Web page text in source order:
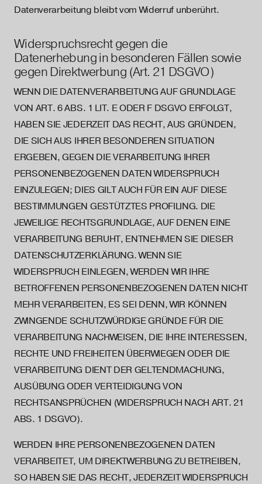
Datenverarbeitung bleibt vom Widerruf unberührt.
Widerspruchsrecht gegen die
Datenerhebung in besonderen Fällen sowie
gegen Direktwerbung (Art. 21 DSGVO)
WENN DIE DATENVERARBEITUNG AUF GRUNDLAGE
VON ART. 6 ABS. 1 LIT. E ODER F DSGVO ERFOLGT,
HABEN SIE JEDERZEIT DAS RECHT, AUS GRÜNDEN,
DIE SICH AUS IHRER BESONDEREN SITUATION
ERGEBEN, GEGEN DIE VERARBEITUNG IHRER
PERSONENBEZOGENEN DATEN WIDERSPRUCH
EINZULEGEN; DIES GILT AUCH FÜR EIN AUF DIESE
BESTIMMUNGEN GESTÜTZTES PROFILING. DIE
JEWEILIGE RECHTSGRUNDLAGE, AUF DENEN EINE
VERARBEITUNG BERUHT, ENTNEHMEN SIE DIESER
DATENSCHUTZERKLÄRUNG. WENN SIE
WIDERSPRUCH EINLEGEN, WERDEN WIR IHRE
BETROFFENEN PERSONENBEZOGENEN DATEN NICHT
MEHR VERARBEITEN, ES SEI DENN, WIR KÖNNEN
ZWINGENDE SCHUTZWÜRDIGE GRÜNDE FÜR DIE
VERARBEITUNG NACHWEISEN, DIE IHRE INTERESSEN,
RECHTE UND FREIHEITEN ÜBERWIEGEN ODER DIE
VERARBEITUNG DIENT DER GELTENDMACHUNG,
AUSÜBUNG ODER VERTEIDIGUNG VON
RECHTSANSPRÜCHEN (WIDERSPRUCH NACH ART. 21
ABS. 1 DSGVO).
WERDEN IHRE PERSONENBEZOGENEN DATEN
VERARBEITET, UM DIREKTWERBUNG ZU BETREIBEN,
SO HABEN SIE DAS RECHT, JEDERZEIT WIDERSPRUCH